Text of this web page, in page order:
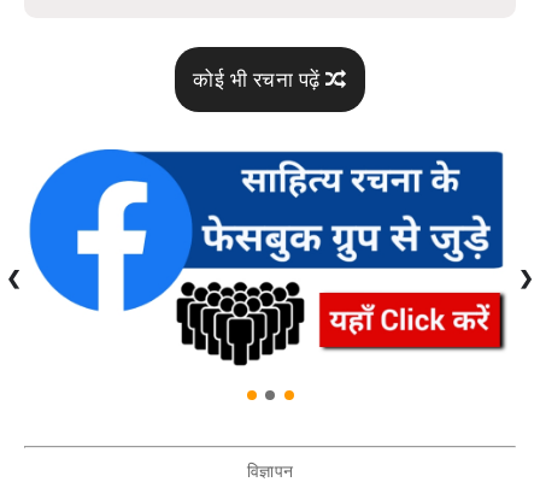
कोई भी रचना पढ़ें
❮ ❯
विज्ञापन